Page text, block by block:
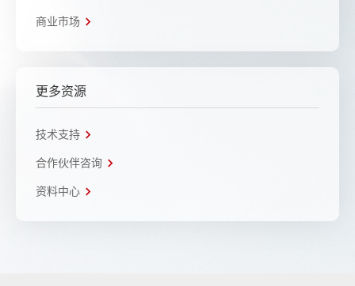
商业市场
更多资源
技术支持
合作伙伴咨询
资料中心